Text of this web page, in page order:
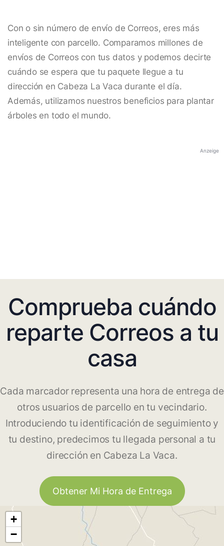
Con o sin número de envío de Correos, eres más
inteligente con parcello. Comparamos millones de
envíos de Correos con tus datos y podemos decirte
cuándo se espera que tu paquete llegue a tu
dirección en Cabeza La Vaca durante el día.
Además, utilizamos nuestros beneficios para plantar
árboles en todo el mundo.
Anzeige
Comprueba cuándo
reparte Correos a tu
casa
Cada marcador representa una hora de entrega de
otros usuarios de parcello en tu vecindario.
Introduciendo tu identificación de seguimiento y
tu destino, predecimos tu llegada personal a tu
dirección en Cabeza La Vaca.
Obtener Mi Hora de Entrega
+
−